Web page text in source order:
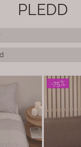
PLEDD
-75%